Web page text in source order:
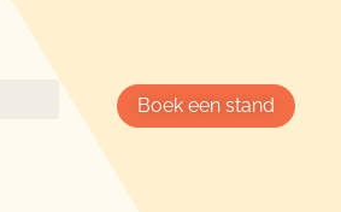
Boek een stand